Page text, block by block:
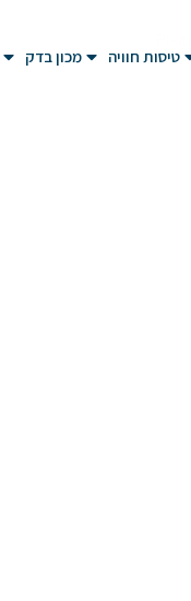
טיסות חוויה מכון בדק